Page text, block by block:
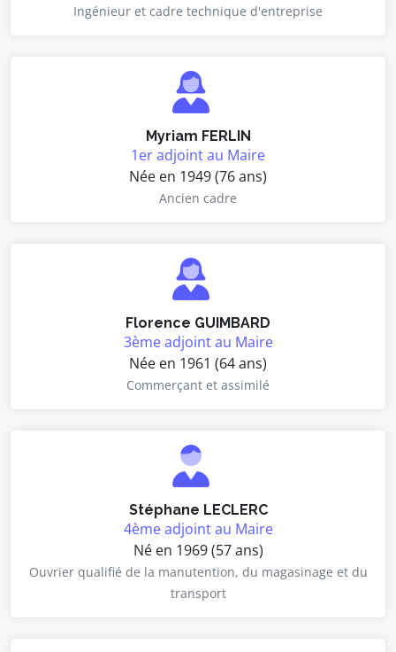
Ingénieur et cadre technique d'entreprise
Myriam FERLIN
1er adjoint au Maire
Née en 1949 (76 ans)
Ancien cadre
Florence GUIMBARD
3ème adjoint au Maire
Née en 1961 (64 ans)
Commerçant et assimilé
Stéphane LECLERC
4ème adjoint au Maire
Né en 1969 (57 ans)
Ouvrier qualifié de la manutention, du magasinage et du
transport